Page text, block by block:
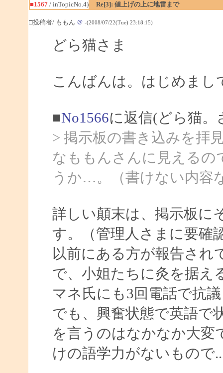
■1567/ inTopicNo.4) Re[3]: 値上げの上に地雷まで
□投稿者/ ももん ＠ -(2008/07/22(Tue) 23:18:15)
どら猫さま
こんばんは。はじめまし
■No1566に返信(どら猫。
> 掲示板の書き込みを拝
なももんさんに見える
うか…。（書けない内容
詳しい顛末は、掲示板に
す。（管理人さまに要確
以前にある方が報告され
で、小姐たちに灸を据え
マネ氏にも3回電話で抗
でも、興奮状態で英語で
を言うのはなかなか大変
けの語学力がないもので